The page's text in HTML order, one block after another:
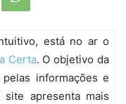
está no ar o
Certa. O objetivo da
informações e
apresenta mais